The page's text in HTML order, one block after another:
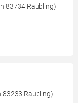
83734 Raubling)
83233 Raubling)